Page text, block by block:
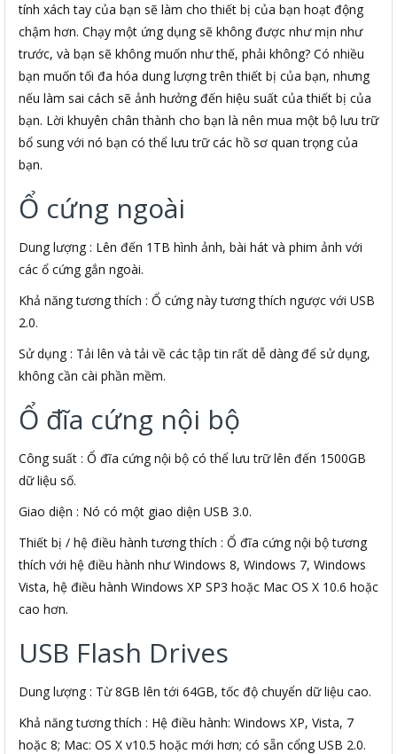
tính xách tay của bạn sẽ làm cho thiết bị của bạn hoạt động
chậm hơn. Chạy một ứng dụng sẽ không được như mịn như
trước, và bạn sẽ không muốn như thế, phải không? Có nhiều
bạn muốn tối đa hóa dung lượng trên thiết bị của bạn, nhưng
nếu làm sai cách sẽ ảnh hưởng đến hiệu suất của thiết bị của
bạn. Lời khuyên chân thành cho bạn là nên mua một bộ lưu trữ
bổ sung với nó bạn có thể lưu trữ các hồ sơ quan trọng của
bạn.
Ổ cứng ngoài
Dung lượng : Lên đến 1TB hình ảnh, bài hát và phim ảnh với
các ổ cứng gắn ngoài.
Khả năng tương thích : Ổ cứng này tương thích ngược với USB
2.0.
Sử dụng : Tải lên và tải về các tập tin rất dễ dàng để sử dụng,
không cần cài phần mềm.
Ổ đĩa cứng nội bộ
Công suất : Ổ đĩa cứng nội bộ có thể lưu trữ lên đến 1500GB
dữ liệu số.
Giao diện : Nó có một giao diện USB 3.0.
Thiết bị / hệ điều hành tương thích : Ổ đĩa cứng nội bộ tương
thích với hệ điều hành như Windows 8, Windows 7, Windows
Vista, hệ điều hành Windows XP SP3 hoặc Mac OS X 10.6 hoặc
cao hơn.
USB Flash Drives
Dung lượng : Từ 8GB lên tới 64GB, tốc độ chuyển dữ liệu cao.
Khả năng tương thích : Hệ điều hành: Windows XP, Vista, 7
hoặc 8; Mac: OS X v10.5 hoặc mới hơn; có sẵn cổng USB 2.0.